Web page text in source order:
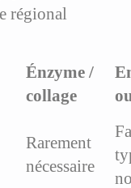
régional
Énzyme /
collage
Rarement
nécessaire